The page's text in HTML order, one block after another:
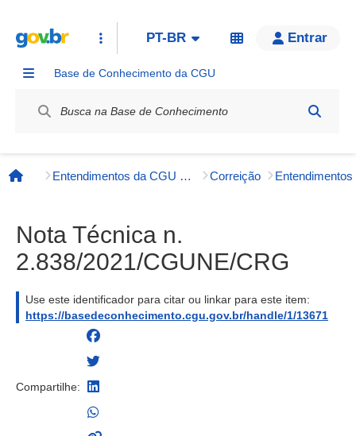
PT-BR Entrar
Base de Conhecimento da CGU
Página inicial
Entendimentos da CGU e órgãos externos Correição
Nota Técnica n.
2.838/2021/CGUNE/CRG
Use este identificador para citar ou linkar para este item:
https://basedeconhecimento.cgu.gov.br/handle/1/13671
Compartilhe: